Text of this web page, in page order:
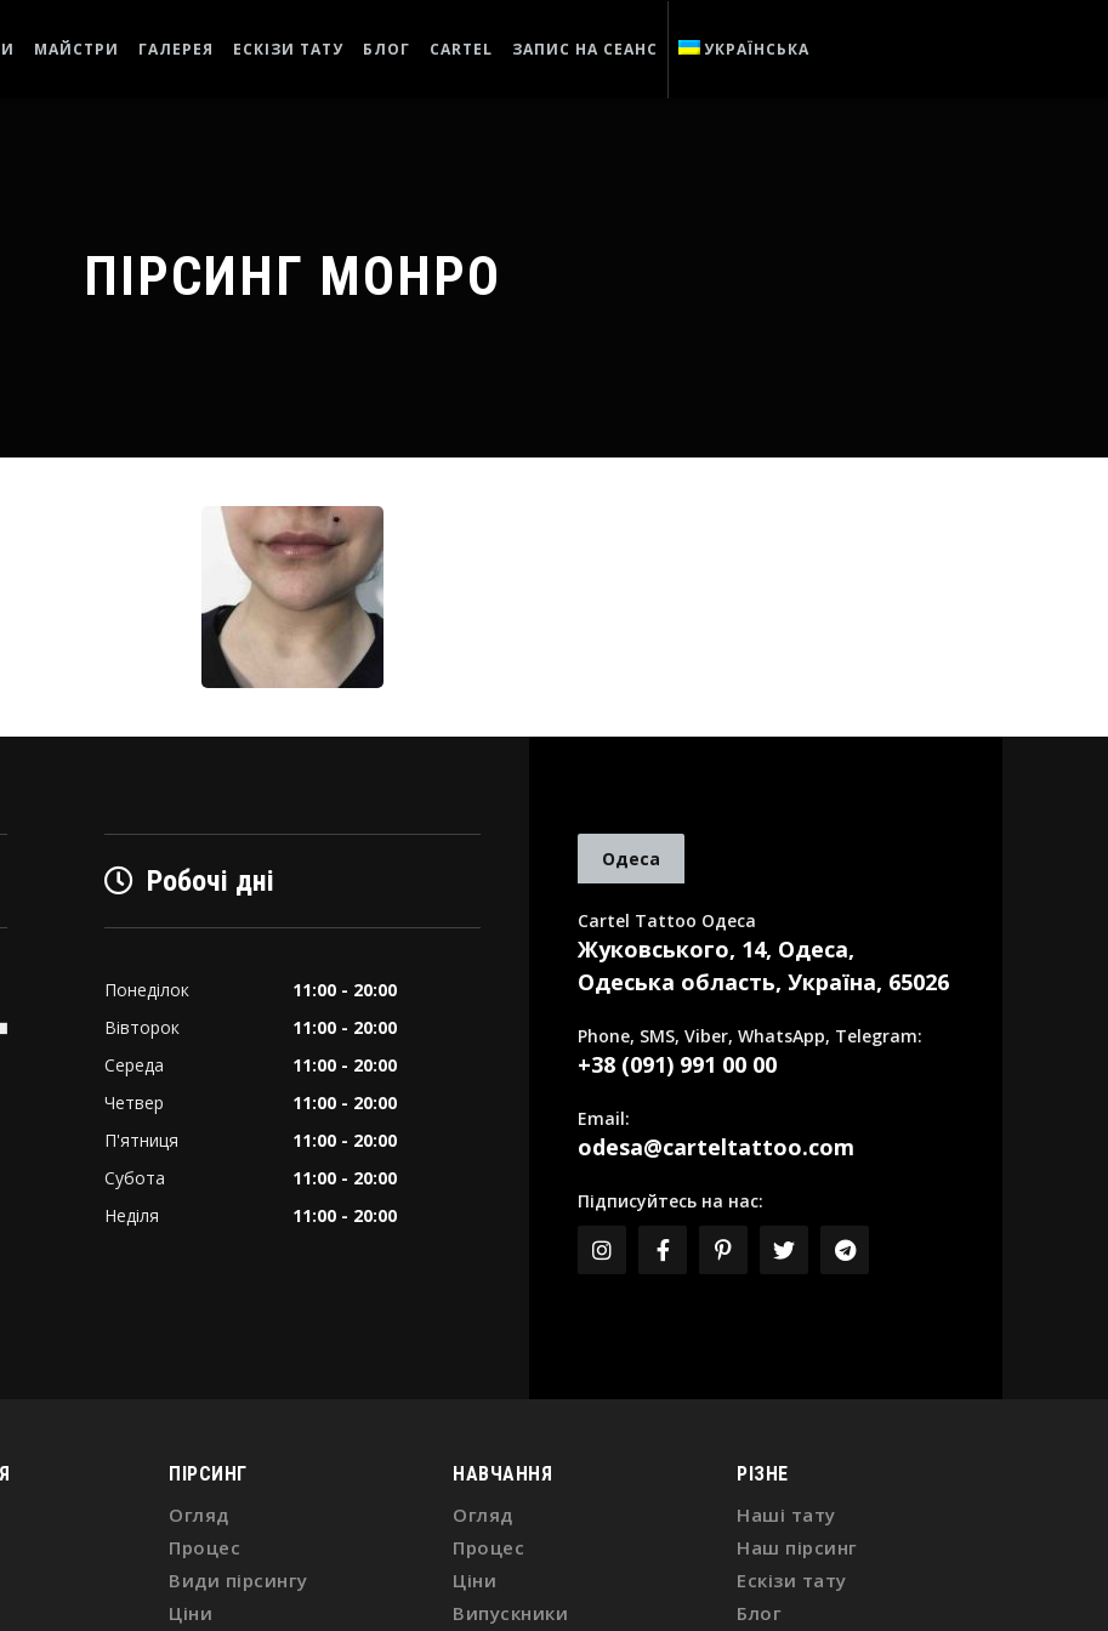
МАЙСТРИ ГАЛЕРЕЯ ЕСКІЗИ ТАТУ БЛОГ CARTEL ЗАПИС НА СЕАНС УКРАЇНСЬКА
ПІРСИНГ МОНРО
Робочі дні
Понеділок
11:00 - 20:00
Вівторок
11:00 - 20:00
Середа
11:00 - 20:00
Четвер
11:00 - 20:00
П'ятниця
11:00 - 20:00
Субота
11:00 - 20:00
Неділя
11:00 - 20:00
Одеса
Cartel Tattoo Одеса
Жуковського, 14, Одеса,
Одеська область, Україна, 65026
Phone, SMS, Viber, WhatsApp, Telegram:
+38 (091) 991 00 00
Email:
odesa@carteltattoo.com
Підписуйтесь на нас:
ПІРСИНГ
Огляд
Процес
Види пірсингу
Ціни
НАВЧАННЯ
Огляд
Процес
Ціни
Випускники
РІЗНЕ
Наші тату
Наш пірсинг
Ескізи тату
Блог